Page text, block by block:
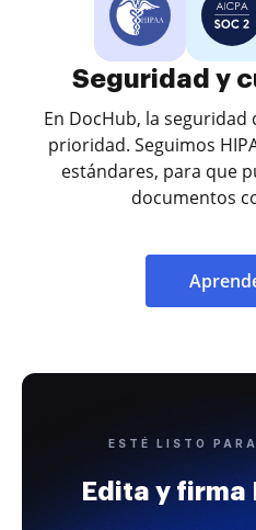
Seguridad y
En DocHub, la
prioridad. Seguimos
estándares, para que
documentos
ESTÉ LISTO
Edita y firma